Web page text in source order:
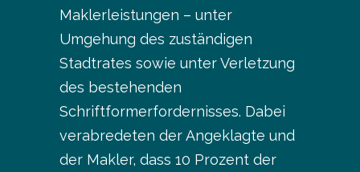
Maklerleistungen – unter
Umgehung des zuständigen
Stadtrates sowie unter Verletzung
des bestehenden
Schriftformerfordernisses. Dabei
verabredeten der Angeklagte und
der Makler, dass 10 Prozent der